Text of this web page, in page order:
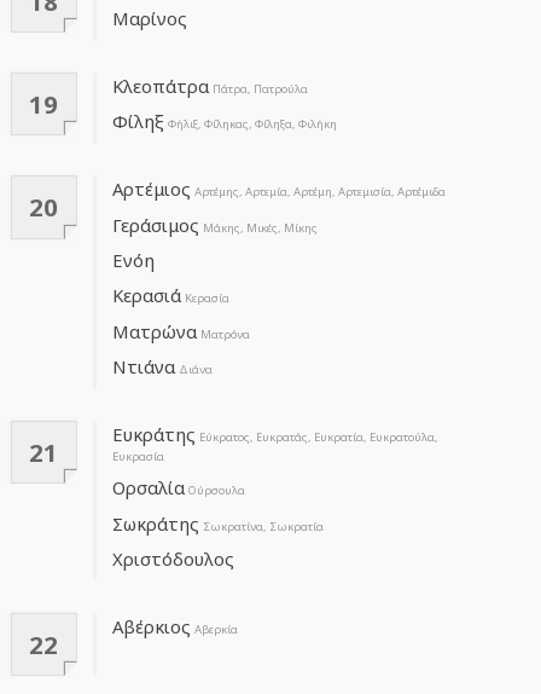
Μαρίνος
19
Κλεοπάτρα Πάτρα, Πατρούλα
Φίληξ Φήλιξ, Φίληκας, Φίληξα, Φιλήκη
20
Αρτέμιος Αρτέμης, Αρτεμία, Αρτέμη, Αρτεμισία, Αρτέμιδα
Γεράσιμος Μάκης, Μικές, Μίκης
Ενόη
Κερασιά Κερασία
Ματρώνα Ματρόνα
Ντιάνα Διάνα
21
Ευκράτης Εύκρατος, Ευκρατάς, Ευκρατία, Ευκρατούλα,
Ευκρασία
Ορσαλία Ούρσουλα
Σωκράτης Σωκρατίνα, Σωκρατία
Χριστόδουλος
22
Αβέρκιος Αβερκία